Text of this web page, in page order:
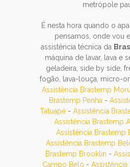
metrópole
É nesta hora quando o
pensamos, onde vou
assistência técnica da
máquina de lavar, lava e
geladeira, side by side,
fogão, lava-louça, micro-
Assistência Brastemp
Brastemp Penha -
Tatuapé- Assistência
Assistência Brastemp
Assistência Brastemp
Assistência Brastemp
Brastemp Brooklin -
Campo Belo -